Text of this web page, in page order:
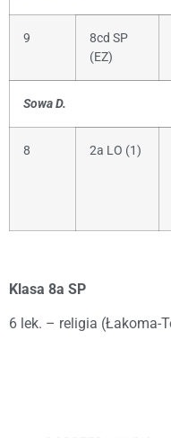
9
8cd SP
(EZ)
Sowa D.
8 2a LO (1)
Klasa 8a SP
6 lek. – religia (Łakoma-